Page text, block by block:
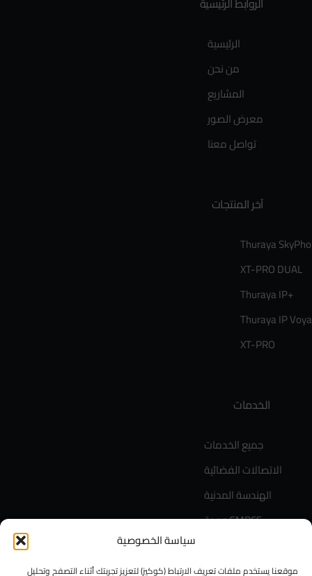
سياسة الخصوصية
موقعنا يستخدم ملفات تعريف الارتباط (كوكيز) لتعزيز تجربتك أثناء التصفح وتحليل
الرئيسية
من نحن
المشاريع
معرض الصور
تواصل معنا
آخر المنتجات
Thuraya
XT-PRO DUAL
Thuraya IP+
Thuraya IP
XT-PRO
الخدمات
جميع الخدمات
الاتصالات الفضائية
الهندسة المدنية
وحدة GMPCS